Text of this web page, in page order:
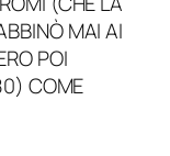
MAI AI
POI
COME